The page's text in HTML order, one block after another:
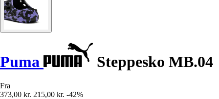
Puma Steppesko MB.04
Fra
373,00 kr. 215,00 kr. -42%